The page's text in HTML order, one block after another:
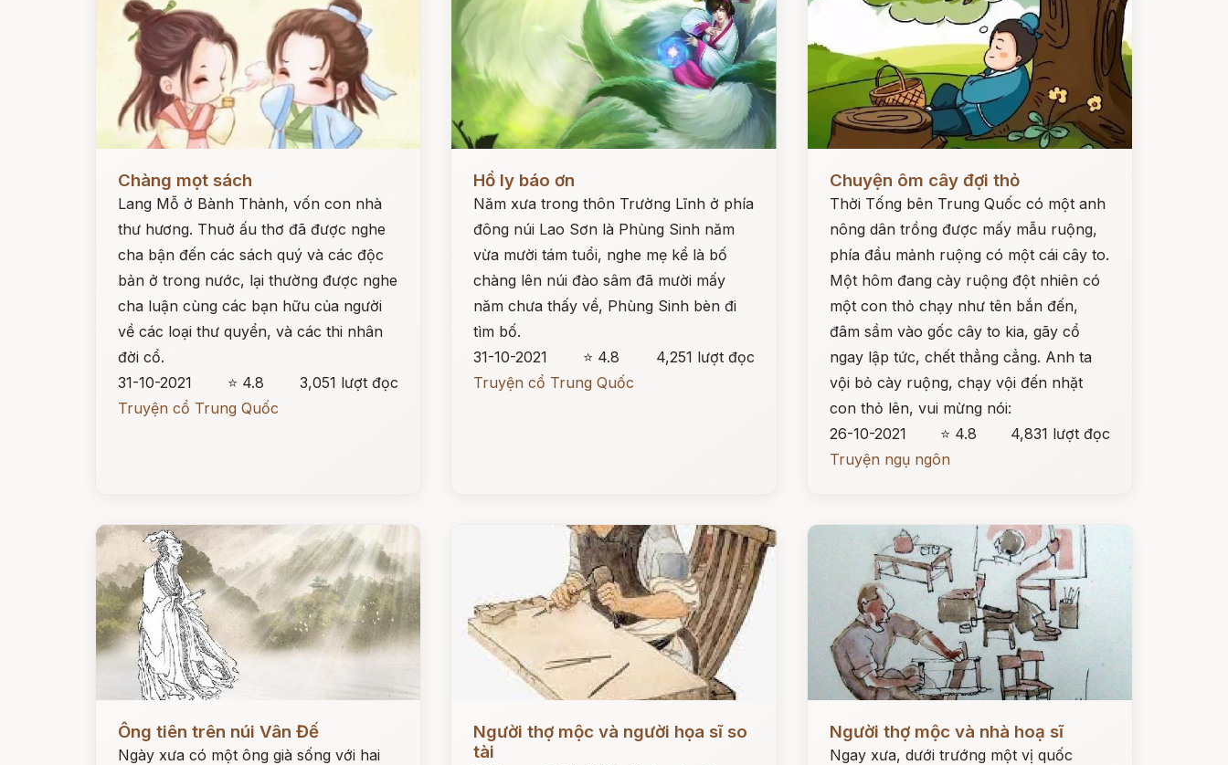
Chàng mọt sách
Lang Mỗ ở Bành Thành, vốn con nhà
thư hương. Thuở ấu thơ đã được nghe
cha bận đến các sách quý và các độc
bản ở trong nước, lại thường được nghe
cha luận cùng các bạn hữu của người
về các loại thư quyển, và các thi nhân
đời cổ.
31-10-2021
⭐ 4.8
3,051 lượt đọc
Truyện cổ Trung Quốc
Đọc ngay
Hồ ly báo ơn
Năm xưa trong thôn Trường Lĩnh ở phía
đông núi Lao Sơn là Phùng Sinh năm
vừa mười tám tuổi, nghe mẹ kể là bố
chàng lên núi đào sâm đã mười mấy
năm chưa thấy về, Phùng Sinh bèn đi
tìm bố.
31-10-2021
⭐ 4.8
4,251 lượt đọc
Truyện cổ Trung Quốc
Chuyện ôm cây đợi thỏ
Thời Tống bên Trung Quốc có một anh
nông dân trồng được mấy mẫu ruộng,
phía đầu mảnh ruộng có một cái cây to.
Một hôm đang cày ruộng đột nhiên có
một con thỏ chạy như tên bắn đến,
đâm sầm vào gốc cây to kia, gãy cổ
ngay lập tức, chết thẳng cẳng. Anh ta
vội bỏ cày ruộng, chạy vội đến nhặt
con thỏ lên, vui mừng nói:
26-10-2021
⭐ 4.8
4,831 lượt đọc
Truyện ngụ ngôn
Đọc ngay
Ông tiên trên núi Vân Đế
Ngày xưa có một ông già sống với hai
Người thợ mộc và người họa sĩ so
tài
Người thợ mộc và nhà hoạ sĩ
Ngay xưa, dưới trướng một vị quốc